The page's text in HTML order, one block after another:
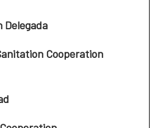
Delegada
Cooperation